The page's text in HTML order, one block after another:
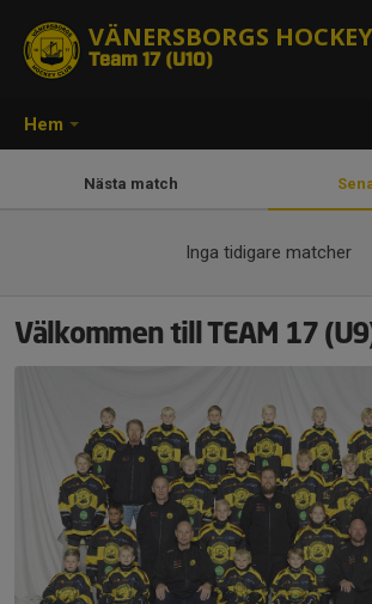
Hem
VÄNERSBORGS
Team 17 (U10)
Nästa match
Inga tidigare matcher
Välkommen till TEAM 17